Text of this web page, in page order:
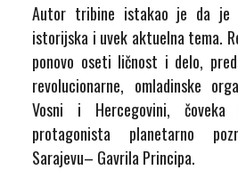
Autor tribine istakao je da je
istorijska i uvek aktuelna tema.
ponovo oseti ličnost i delo,
revolucionarne, omladinske
Vosni i Hercegovini,
protagonista planetarno
Sarajevu– Gavrila Principa.